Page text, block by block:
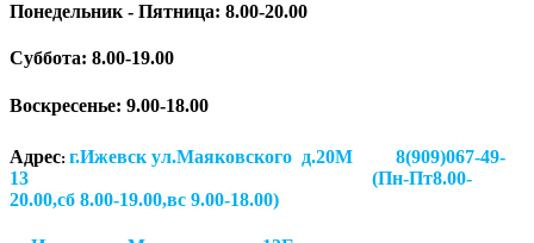
Понедельник - Пятница: 8.00-20.00
Суббота: 8.00-19.00
Воскресенье: 9.00-18.00
Адрес: г.Ижевск ул.Маяковского д.20М 8(909)067-49-
13 (Пн-Пт8.00-
20.00,сб 8.00-19.00,вс 9.00-18.00)